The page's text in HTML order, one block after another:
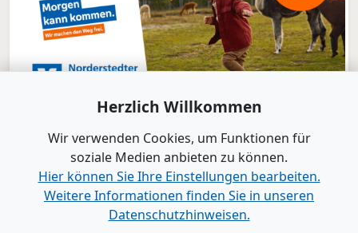
www.B2B-Wirtschaft.de
Herzlich Willkommen
Wir verwenden Cookies, um Funktionen für
soziale Medien anbieten zu können.
Hier können Sie Ihre Einstellungen bearbeiten.
Weitere Informationen finden Sie in unseren
Datenschutzhinweisen.